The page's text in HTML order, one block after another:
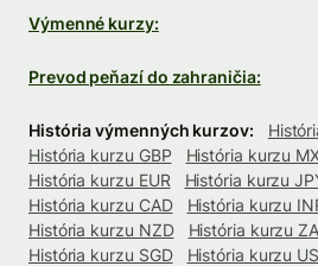
Výmenné kurzy:
Prevod peňazí do zahraničia:
História výmenných kurzov:
História kurzu GBP
História kurzu
História kurzu EUR
História kurzu
História kurzu CAD
História kurzu
História kurzu NZD
História kurzu
História kurzu SGD
História kurzu